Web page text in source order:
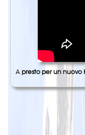
A presto per un nuovo